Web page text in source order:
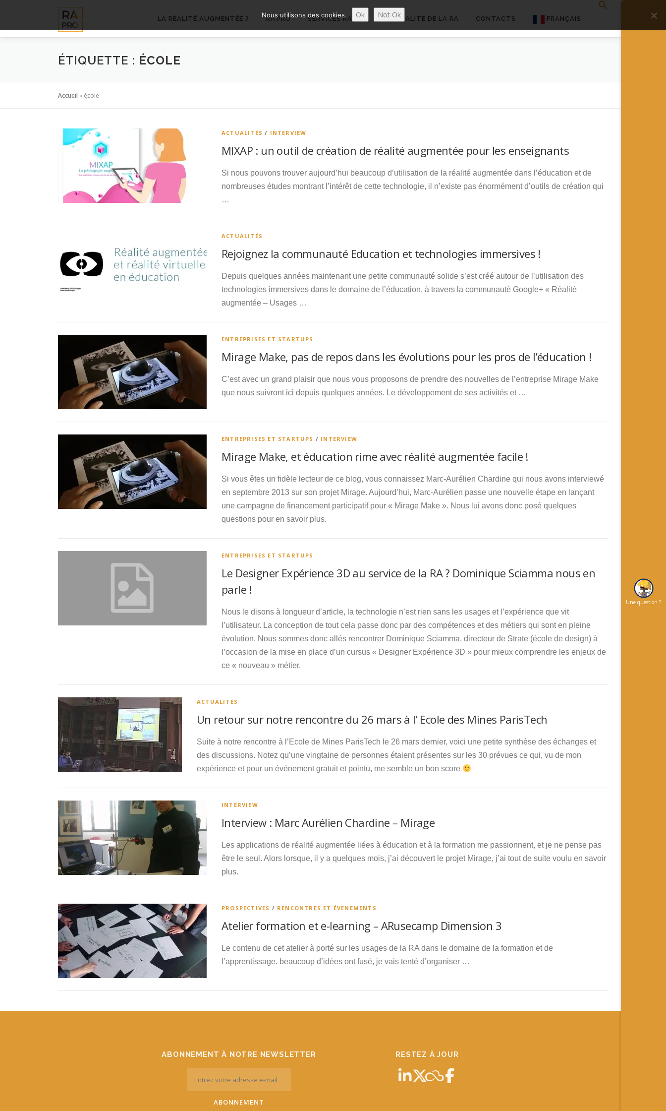
contenu
LA RÉALITÉ AUGMENTÉE ? RA’PRO SERVICES RA’PRO ACTUALITÉ DE LA RA CONTACTS FRANÇAIS
Español
ÉTIQUETTE : ÉCOLE
Accueil » école
ACTUALITÉS / INTERVIEW
MIXAP : un outil de création de réalité augmentée pour les enseignants
Si nous pouvons trouver aujourd’hui beaucoup d’utilisation de la réalité augmentée dans l’éducation et de
nombreuses études montrant l’intérêt de cette technologie, il n’existe pas énormément d’outils de création qui
…
ACTUALITÉS
Rejoignez la communauté Education et technologies immersives !
Depuis quelques années maintenant une petite communauté solide s’est créé autour de l’utilisation des
technologies immersives dans le domaine de l’éducation, à travers la communauté Google+ « Réalité
augmentée – Usages …
ENTREPRISES ET STARTUPS
Mirage Make, pas de repos dans les évolutions pour les pros de l’éducation !
C’est avec un grand plaisir que nous vous proposons de prendre des nouvelles de l’entreprise Mirage Make
que nous suivront ici depuis quelques années. Le développement de ses activités et …
ENTREPRISES ET STARTUPS / INTERVIEW
Mirage Make, et éducation rime avec réalité augmentée facile !
Si vous êtes un fidèle lecteur de ce blog, vous connaissez Marc-Aurélien Chardine qui nous avons interviewé
en septembre 2013 sur son projet Mirage. Aujourd’hui, Marc-Aurélien passe une nouvelle étape en lançant
une campagne de financement participatif pour « Mirage Make ». Nous lui avons donc posé quelques
questions pour en savoir plus.
ENTREPRISES ET STARTUPS
Le Designer Expérience 3D au service de la RA ? Dominique Sciamma nous en
parle !
Nous le disons à longueur d’article, la technologie n’est rien sans les usages et l’expérience que vit
l’utilisateur. La conception de tout cela passe donc par des compétences et des métiers qui sont en pleine
évolution. Nous sommes donc allés rencontrer Dominique Sciamma, directeur de Strate (école de design) à
l’occasion de la mise en place d’un cursus « Designer Expérience 3D » pour mieux comprendre les enjeux de
ce « nouveau » métier.
ACTUALITÉS
Un retour sur notre rencontre du 26 mars à l’ Ecole des Mines ParisTech
Suite à notre rencontre à l’Ecole de Mines ParisTech le 26 mars dernier, voici une petite synthèse des échanges et
des discussions. Notez qu’une vingtaine de personnes étaient présentes sur les 30 prévues ce qui, vu de mon
expérience et pour un événement gratuit et pointu, me semble un bon score
INTERVIEW
Interview : Marc Aurélien Chardine – Mirage
Les applications de réalité augmentée liées à éducation et à la formation me passionnent, et je ne pense pas
être le seul. Alors lorsque, il y a quelques mois, j’ai découvert le projet Mirage, j’ai tout de suite voulu en savoir
plus.
PROSPECTIVES / RENCONTRES ET ÉVENEMENTS
Atelier formation et e-learning – ARusecamp Dimension 3
Le contenu de cet atelier à porté sur les usages de la RA dans le domaine de la formation et de
l’apprentissage. beaucoup d’idées ont fusé, je vais tenté d’organiser …
ABONNEMENT À NOTRE NEWSLETTER RESTEZ À JOUR
Une question ?
Nous utilisons des cookies. Ok Not Ok